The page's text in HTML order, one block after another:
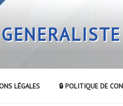
LÉGALES 🔒 POLITIQUE DE